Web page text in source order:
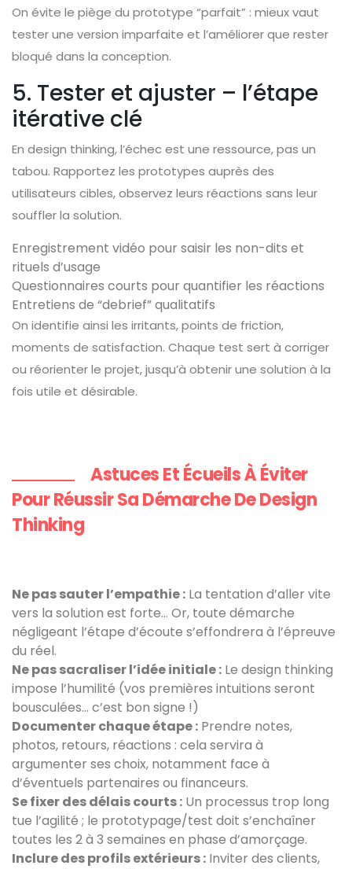
On évite le piège du prototype “parfait” : mieux vaut
tester une version imparfaite et l’améliorer que rester
bloqué dans la conception.
5. Tester et ajuster – l’étape
itérative clé
En design thinking, l’échec est une ressource, pas un
tabou. Rapportez les prototypes auprès des
utilisateurs cibles, observez leurs réactions sans leur
souffler la solution.
Enregistrement vidéo pour saisir les non-dits et
rituels d’usage
Questionnaires courts pour quantifier les réactions
Entretiens de “debrief” qualitatifs
On identifie ainsi les irritants, points de friction,
moments de satisfaction. Chaque test sert à corriger
ou réorienter le projet, jusqu’à obtenir une solution à la
fois utile et désirable.
Astuces Et Écueils À Éviter
Pour Réussir Sa Démarche De Design
Thinking
Ne pas sauter l’empathie : La tentation d’aller vite
vers la solution est forte… Or, toute démarche
négligeant l’étape d’écoute s’effondrera à l’épreuve
du réel.
Ne pas sacraliser l’idée initiale : Le design thinking
impose l’humilité (vos premières intuitions seront
bousculées… c’est bon signe !)
Documenter chaque étape : Prendre notes,
photos, retours, réactions : cela servira à
argumenter ses choix, notamment face à
d’éventuels partenaires ou financeurs.
Se fixer des délais courts : Un processus trop long
tue l’agilité ; le prototypage/test doit s’enchaîner
toutes les 2 à 3 semaines en phase d’amorçage.
Inclure des profils extérieurs : Inviter des clients,